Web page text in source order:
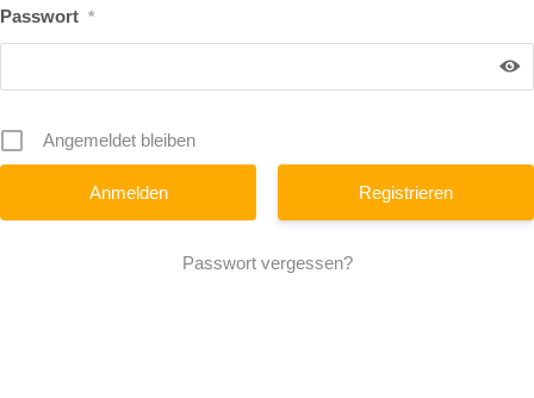
Passwort *
Angemeldet bleiben
Registrieren
Passwort vergessen?